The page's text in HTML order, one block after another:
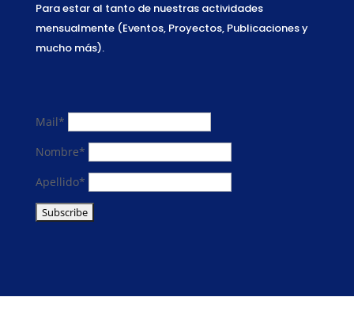
Para estar al tanto de nuestras actividades
mensualmente (Eventos, Proyectos, Publicaciones y
mucho más).
Mail*
Nombre*
Apellido*